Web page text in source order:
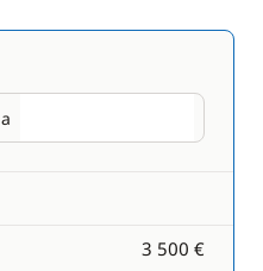
a
Regreso
3 500 €